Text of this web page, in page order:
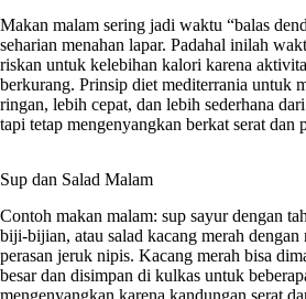
Makan malam sering jadi waktu “balas
seharian menahan lapar. Padahal inilah
riskan untuk kelebihan kalori karena
berkurang. Prinsip diet mediterrania untuk
ringan, lebih cepat, dan lebih sederhana
tapi tetap mengenyangkan berkat serat dan
Sup dan Salad Malam
Contoh makan malam: sup sayur dengan
biji-bijian, atau salad kacang merah
perasan jeruk nipis. Kacang merah bisa
besar dan disimpan di kulkas untuk
mengenyangkan karena kandungan serat